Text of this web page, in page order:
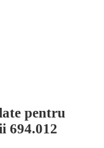
pentru
694.012